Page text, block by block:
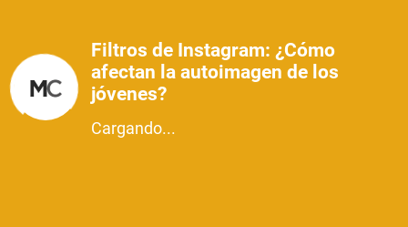
Filtros de Instagram: ¿Cómo
afectan la autoimagen de los
jóvenes?
Cargando...